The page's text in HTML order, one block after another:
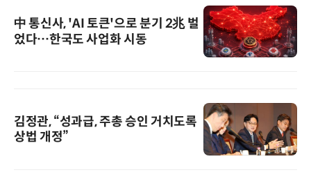
中 통신사, 'AI 토큰'으로 분기 2兆 벌
었다…한국도 사업화 시동
김정관, “성과급, 주총 승인 거치도록
상법 개정”